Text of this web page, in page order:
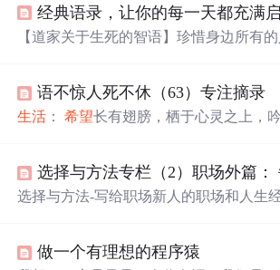
长。 3、与其热闹着引人夺目，步步紧逼，不如
趋向做一个人群之中真实自然的人，不
深爱我们的人。因为深
经典语录，让你的每一天都充满
【道家关于生死的智语】珍惜身边所有
的收获。【励志话语】人生就是由无数的
事小事，好事坏事，难事易事，喜事哀
语不惊人死不休（63）专注摘录
生活 ：希望长有翅膀，栖于心灵之上，
上出发之前做10个俯卧撑，上班的公交
…这些微不足道的努力会给每一天带来看
人的目光变得更加长
选择与方法-写给职场新人的职场和人生
做一个有理想的程序猿